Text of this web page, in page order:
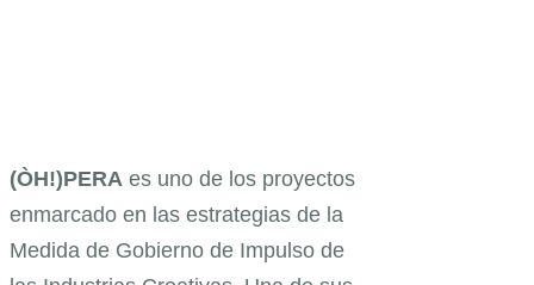
(ÒH!)PERA es uno de los proyectos
enmarcado en las estrategias de la
Medida de Gobierno de Impulso de